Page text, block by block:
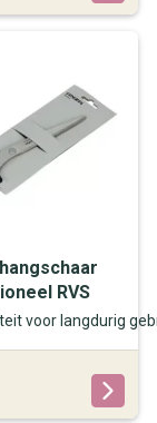
RVS
voor langdurig